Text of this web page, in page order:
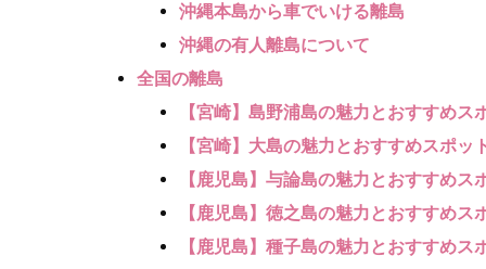
沖縄本島から車でいける離島
沖縄の有人離島について
全国の離島
【宮崎】島野浦島の魅力とおすすめス
【宮崎】大島の魅力とおすすめスポッ
【鹿児島】与論島の魅力とおすすめス
【鹿児島】徳之島の魅力とおすすめス
【鹿児島】種子島の魅力とおすすめス